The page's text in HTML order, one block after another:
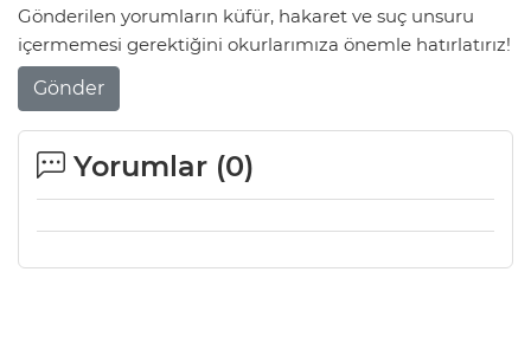
Gönderilen yorumların küfür, hakaret ve suç unsuru
içermemesi gerektiğini okurlarımıza önemle hatırlatırız!
Gönder
Yorumlar (0)